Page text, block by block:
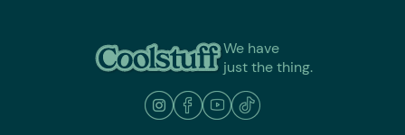
We have
just the thing.